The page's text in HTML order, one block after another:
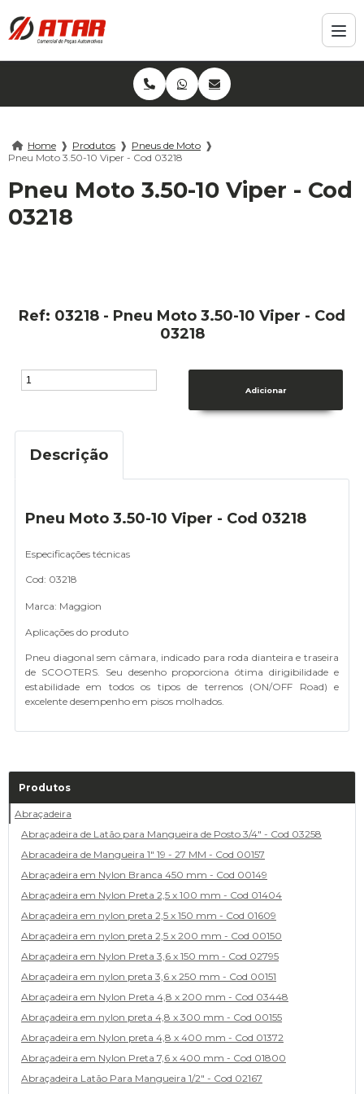
Home ❱ Produtos ❱ Pneus de Moto ❱
Pneu Moto 3.50-10 Viper - Cod 03218
Pneu Moto 3.50-10 Viper - Cod
03218
Ref: 03218 - Pneu Moto 3.50-10 Viper - Cod
03218
Descrição
Pneu Moto 3.50-10 Viper - Cod 03218
Especificações técnicas
Cod: 03218
Marca: Maggion
Aplicações do produto
Pneu diagonal sem câmara, indicado para roda dianteira e traseira
de SCOOTERS. Seu desenho proporciona ótima dirigibilidade e
estabilidade em todos os tipos de terrenos (ON/OFF Road) e
excelente desempenho em pisos molhados.
Produtos
Abraçadeira
Abraçadeira de Latão para Mangueira de Posto 3/4" - Cod 03258
Abracadeira de Mangueira 1" 19 - 27 MM - Cod 00157
Abraçadeira em Nylon Branca 450 mm - Cod 00149
Abraçadeira em Nylon Preta 2,5 x 100 mm - Cod 01404
Abraçadeira em nylon preta 2,5 x 150 mm - Cod 01609
Abraçadeira em nylon preta 2,5 x 200 mm - Cod 00150
Abraçadeira em Nylon Preta 3,6 x 150 mm - Cod 02795
Abraçadeira em nylon preta 3,6 x 250 mm - Cod 00151
Abraçadeira em Nylon Preta 4,8 x 200 mm - Cod 03448
Abraçadeira em nylon preta 4,8 x 300 mm - Cod 00155
Abraçadeira em Nylon preta 4,8 x 400 mm - Cod 01372
Abraçadeira em Nylon Preta 7,6 x 400 mm - Cod 01800
Abraçadeira Latão Para Mangueira 1/2" - Cod 02167